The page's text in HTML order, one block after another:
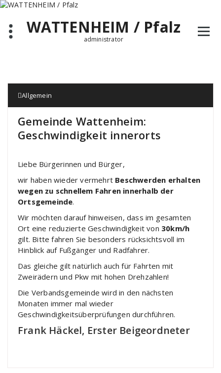
Zum
springenWATTENHEIM / Pfalz
administrator
Allgemein
Gemeinde Wattenheim:
Geschwindigkeit innerorts
Liebe Bürgerinnen und Bürger,
wir haben wieder vermehrt Beschwerden erhalten
wegen zu schnellem Fahren innerhalb der
Ortsgemeinde.
Wir möchten darauf hinweisen, dass im gesamten
Ort eine reduzierte Geschwindigkeit von 30km/h
gilt. Bitte fahren Sie besonders rücksichtsvoll im
Hinblick auf Fußgänger und Radfahrer.
Das gleiche gilt natürlich auch für Fahrten mit
Zweirädern und Pkw mit hohen Drehzahlen!
Die Verbandsgemeinde wird in den nächsten
Monaten immer mal wieder
Geschwindigkeitsüberprüfungen durchführen.
Frank Häckel, Erster Beigeordneter